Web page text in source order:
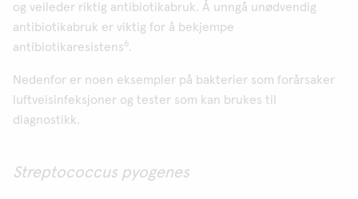
og veileder riktig antibiotikabruk. Å unngå unødvendig
antibiotikabruk er viktig for å bekjempe
antibiotikaresistens6.
Nedenfor er noen eksempler på bakterier som forårsaker
luftveisinfeksjoner og tester som kan brukes til
diagnostikk.
Streptococcus pyogenes